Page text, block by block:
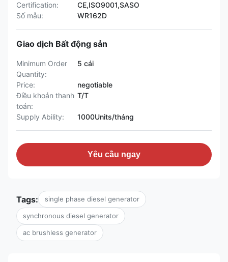
Certification:
CE,ISO9001,SASO
Số mẫu:
WR162D
Giao dịch Bất động sản
Minimum Order
Quantity:
5 cái
Price:
negotiable
Điều khoản thanh
toán:
T/T
Supply Ability: 1000Units/tháng
Yêu cầu ngay
Tags: single phase diesel generator
synchronous diesel generator
ac brushless generator